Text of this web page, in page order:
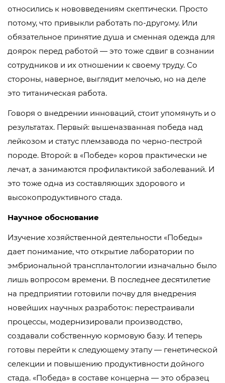
относились к нововведениям скептически. Просто
потому, что привыкли работать по-другому. Или
обязательное принятие душа и сменная одежда для
доярок перед работой — это тоже сдвиг в сознании
сотрудников и их отношении к своему труду. Со
стороны, наверное, выглядит мелочью, но на деле
это титаническая работа.
Говоря о внедрении инноваций, стоит упомянуть и о
результатах. Первый: вышеназванная победа над
лейкозом и статус племзавода по черно-пестрой
породе. Второй: в «Победе» коров практически не
лечат, а занимаются профилактикой заболеваний. И
это тоже одна из составляющих здорового и
высокопродуктивного стада.
Научное обоснование
Изучение хозяйственной деятельности «Победы»
дает понимание, что открытие лаборатории по
эмбриональной трансплантологии изначально было
лишь вопросом времени. В последнее десятилетие
на предприятии готовили почву для внедрения
новейших научных разработок: перестраивали
процессы, модернизировали производство,
создавали собственную кормовую базу. И теперь
готовы перейти к следующему этапу — генетической
селекции и повышению продуктивности дойного
стада. «Победа» в составе концерна — это образец